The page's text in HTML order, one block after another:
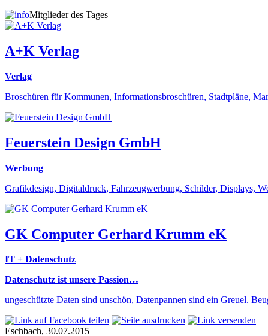
Mitglieder des Tages
A+K Verlag
Verlag
Broschüren für Kommunen, Informationsbroschüren, Stadtpläne,
Feuerstein Design GmbH
Werbung
Grafikdesign, Digitaldruck, Fahrzeugwerbung, Schilder, Displays,
GK Computer Gerhard Krumm eK
IT + Datenschutz
Datenschutz ist unsere Passion…
ungeschützte Daten sind unschön, Datenpannen sind ein Greuel.
Eschbach, 30.07.2015